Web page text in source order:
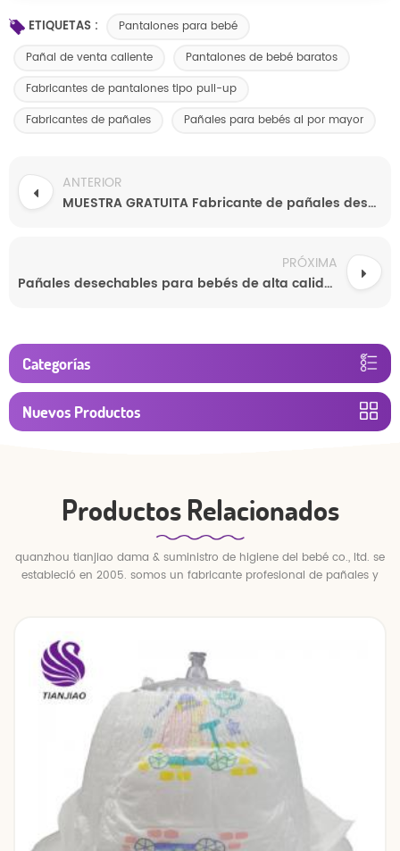
ETIQUETAS :
Pantalones para bebé
Pañal de venta caliente
Pantalones de bebé baratos
Fabricantes de pantalones tipo pull-up
Fabricantes de pañales
Pañales para bebés al por mayor
ANTERIOR
MUESTRA GRATUITA Fabricante de pañales desechables personalizados para bebés Pañales desechables personalizados de grado A para bebés
PRÓXIMA
Pañales desechables para bebés de alta calidad, fábrica de pañales para bebés, venta al por mayor de pañales para bebés.
Categorías
Nuevos Productos
Productos Relacionados
quanzhou tianjiao dama & suministro de higiene del bebé co., ltd. se
estableció en 2005. somos un fabricante profesional de pañales y